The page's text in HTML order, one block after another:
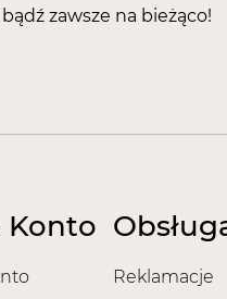
zawsze na bieżąco!
Konto
Reklamacje